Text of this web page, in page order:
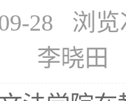
28 浏览
李晓田